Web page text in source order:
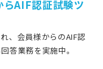
らAIF認証試験ツ
、会員様からのAIF認
答業務を実施中。